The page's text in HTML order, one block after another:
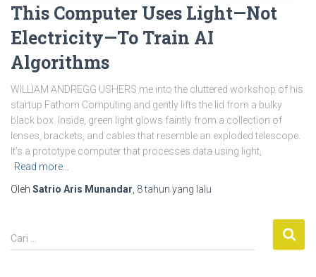
This Computer Uses Light—Not
Electricity—To Train AI
Algorithms
WILLIAM ANDREGG USHERS me into the cluttered workshop of his
startup Fathom Computing and gently lifts the lid from a bulky
black box. Inside, green light glows faintly from a collection of
lenses, brackets, and cables that resemble an exploded telescope.
It’s a prototype computer that processes data using light,
Read more…
Oleh Satrio Aris Munandar 8 tahun yang lalu
C
a
Cari …